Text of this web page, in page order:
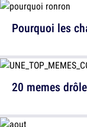
Pourquoi les
20 memes